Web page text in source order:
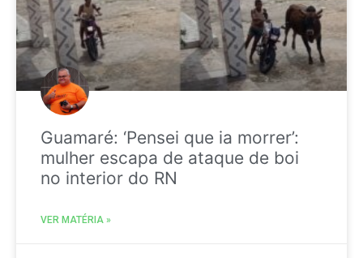
Guamaré: ‘Pensei que ia morrer’:
mulher escapa de ataque de boi
no interior do RN
VER MATÉRIA »